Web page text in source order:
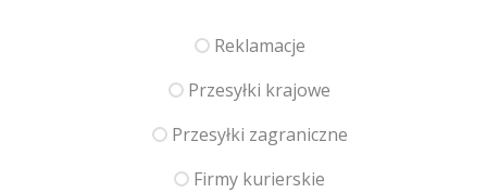
Reklamacje
Przesyłki krajowe
Przesyłki zagraniczne
Firmy kurierskie